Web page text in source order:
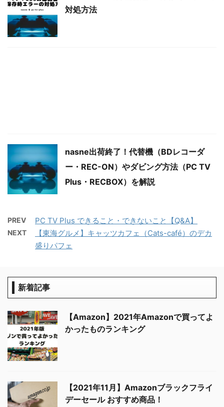
対処方法
nasne出荷終了！代替機（BDレコーダ
ー・REC-ON）やダビング方法（PC TV
Plus・RECBOX）を解説
PREV PC TV Plus できること・できないこと【Q&A】
NEXT
【東海グルメ】キャッツカフェ（Cats-café）のデカ
盛りパフェ
新着記事
【Amazon】2021年Amazonで買ってよ
かったものランキング
【2021年11月】Amazonブラックフライ
デーセール おすすめ商品！